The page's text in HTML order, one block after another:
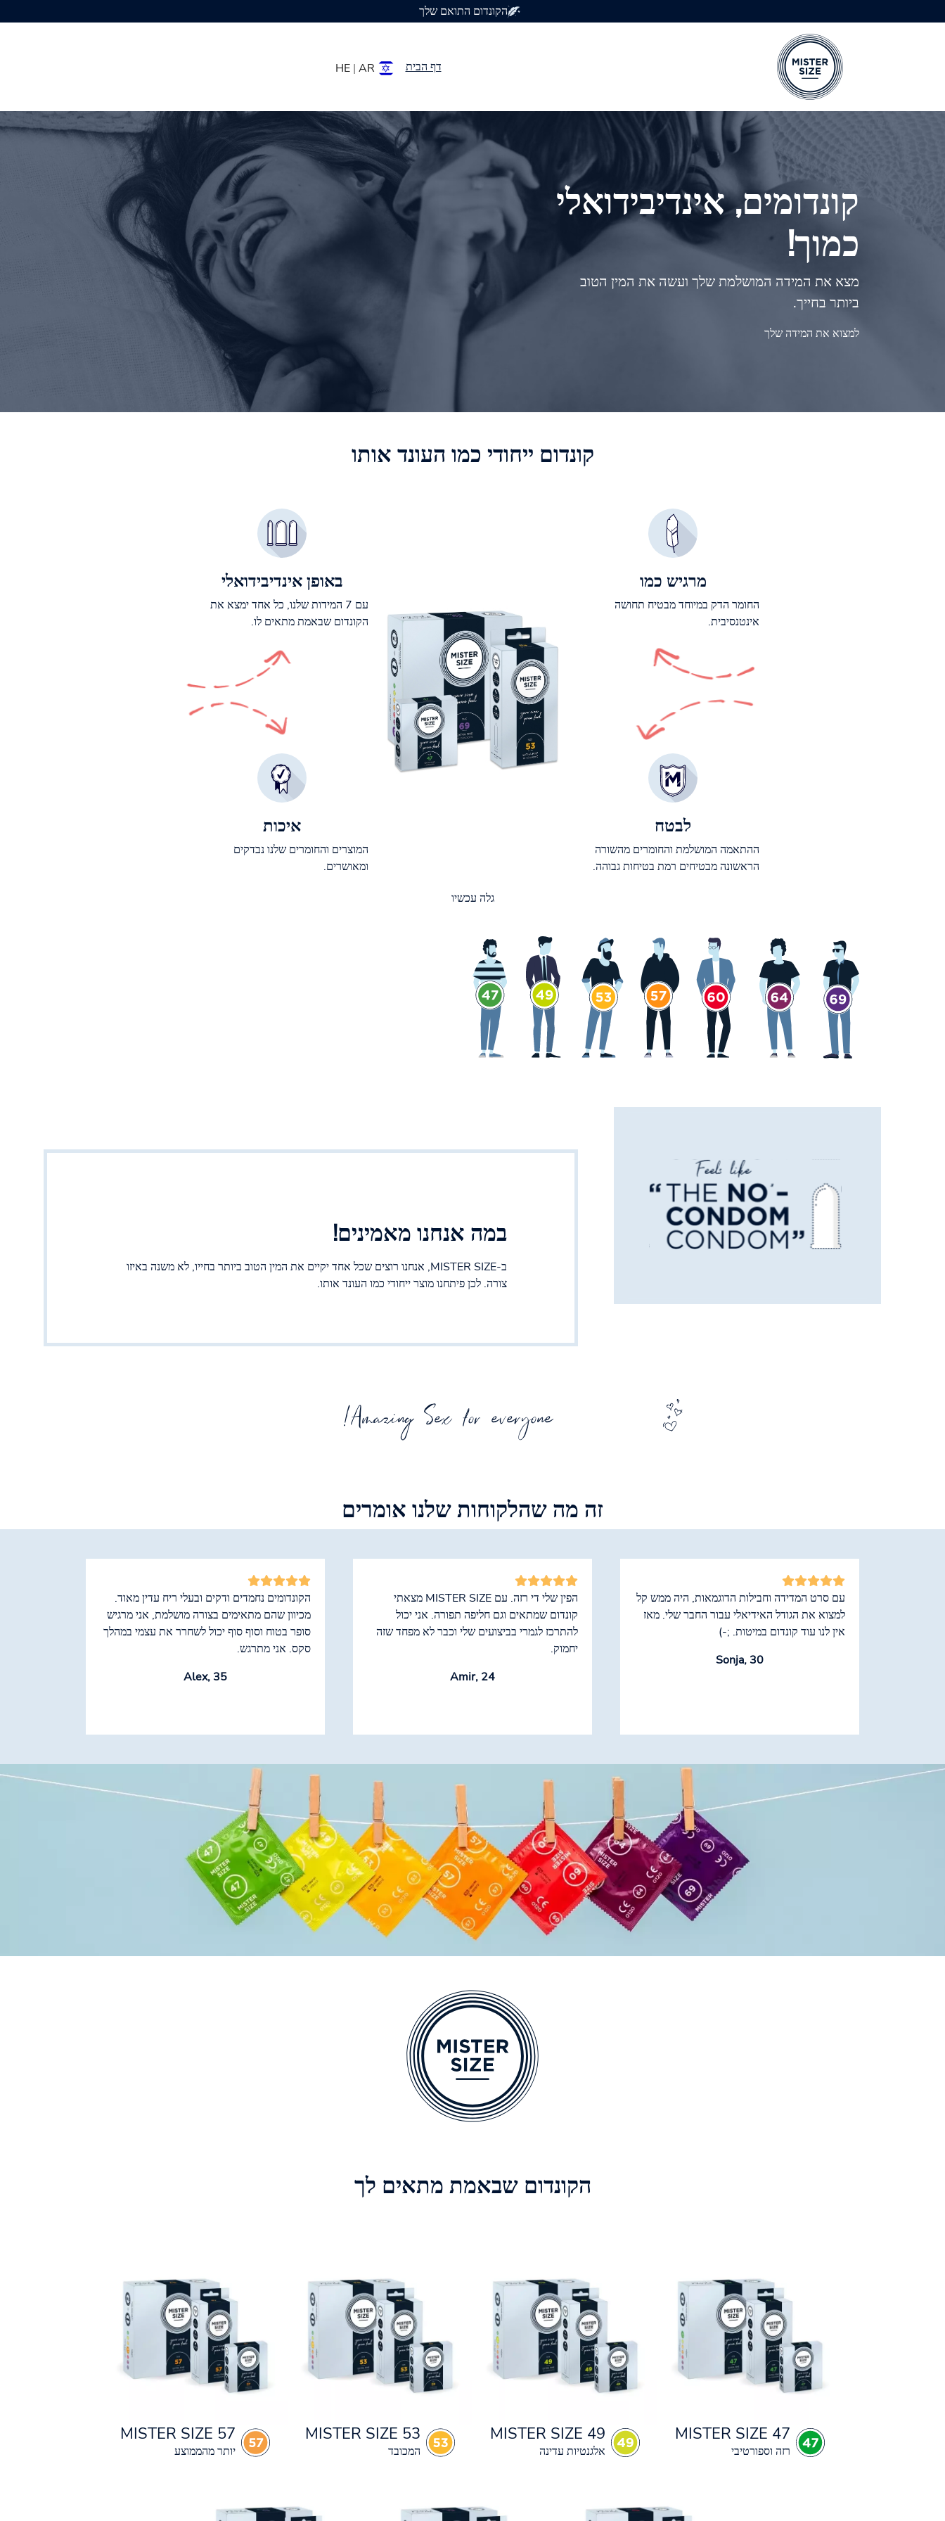
דף הבית HE| AR
זמין ב-7 גדלי קונדומים
קונדומים, אינדיבידואלי
כמוך!
מצא את המידה המושלמת שלך ועשה את המין הטוב
ביותר בחייך.
למצוא את המידה שלך
קונדום ייחודי כמו העונד אותו
מרגיש כמו
החומר הדק במיוחד מבטיח תחושה
אינטנסיבית.
לבטח
ההתאמה המושלמת והחומרים מהשורה
הראשונה מבטיחים רמת בטיחות גבוהה.
באופן אינדיבידואלי
עם 7 המידות שלנו, כל אחד ימצא את
הקונדום שבאמת מתאים לו.
איכות
המוצרים והחומרים שלנו נבדקים
ומאושרים.
גלה עכשיו
במה אנחנו מאמינים!
ב-MISTER SIZE, אנחנו רוצים שכל אחד יקיים את המין הטוב ביותר בחייו, לא משנה באיזו
צורה. לכן פיתחנו מוצר ייחודי כמו העונד אותו.
Amazing Sex for everyone!
זה מה שהלקוחות שלנו אומרים
עם סרט המדידה וחבילות הדוגמאות, היה ממש קל
למצוא את הגודל האידיאלי עבור החבר שלי. מאז
אין לנו עוד קונדום במיטות. ;-)
Sonja, 30
הפין שלי די רזה. עם MISTER SIZE מצאתי
קונדום שמתאים וגם חליפה תפורה. אני יכול
להתרכז לגמרי בביצועים שלי וכבר לא מפחד שזה
יחמוק.
Amir, 24
הקונדומים נחמדים ודקים ובעלי ריח עדין מאוד.
מכיוון שהם מתאימים בצורה מושלמת, אני מרגיש
סופר בטוח וסוף סוף יכול לשחרר את עצמי במהלך
סקס. אני מתרגש.
Alex, 35
הקונדום שבאמת מתאים לך
MISTER SIZE 47
רזה וספורטיבי
MISTER SIZE 49
אלגנטיות עדינה
MISTER SIZE 53
המכובד
MISTER SIZE 57
יותר מהממוצע